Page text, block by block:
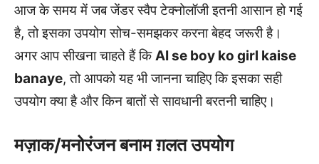
आज के समय में जब जेंडर स्वैप टेक्नोलॉजी इतनी आसान हो गई
है, तो इसका उपयोग सोच-समझकर करना बेहद जरूरी है।
अगर आप सीखना चाहते हैं किAI se boy ko girl kaise
banaye, तो आपको यह भी जानना चाहिए कि इसका सही
उपयोग क्या है और किन बातों से सावधानी बरतनी चाहिए।
मज़ाक/मनोरंजन बनाम ग़लत उपयोग